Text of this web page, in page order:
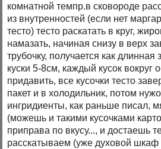
комнатной темпр.в сковороде
из внутренностей (если нет
тесто) тесто раскатать в круг,
намазать, начиная снизу в верх
трубочку, получается как
куски 5-8см, каждый кусок вокруг
придавить, все кусочки тесто
пакет и в холодильник, потом
ингридиенты, как раньше писал,
(можешь и такими кусочками
приправа по вкусу..., и достаешь
расскатываем (уже духовой